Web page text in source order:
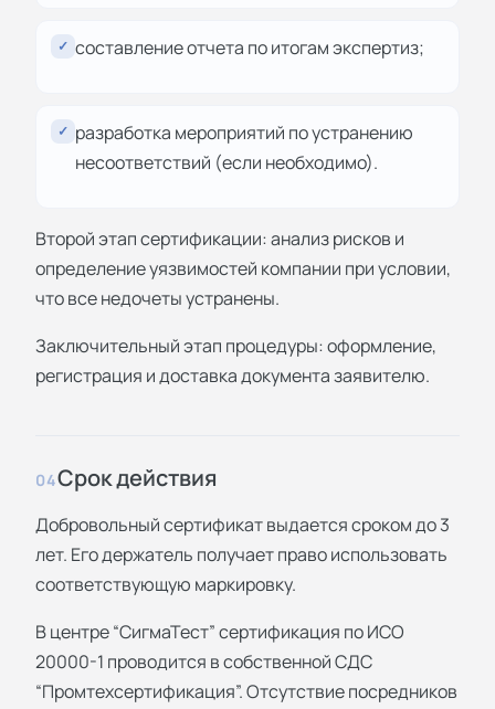
✓ составление отчета по итогам экспертиз;
✓ разработка мероприятий по устранению
несоответствий (если необходимо).
Второй этап сертификации: анализ рисков и
определение уязвимостей компании при условии,
что все недочеты устранены.
Заключительный этап процедуры: оформление,
регистрация и доставка документа заявителю.
04Срок действия
Добровольный сертификат выдается сроком до 3
лет. Его держатель получает право использовать
соответствующую маркировку.
В центре “СигмаТест” сертификация по ИСО
20000-1 проводится в собственной СДС
“Промтехсертификация”. Отсутствие посредников